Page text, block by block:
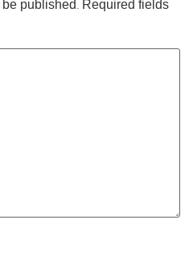
published. Required fields